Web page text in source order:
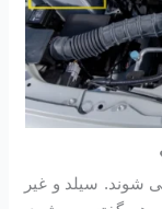
شوند. سیلد و غیر